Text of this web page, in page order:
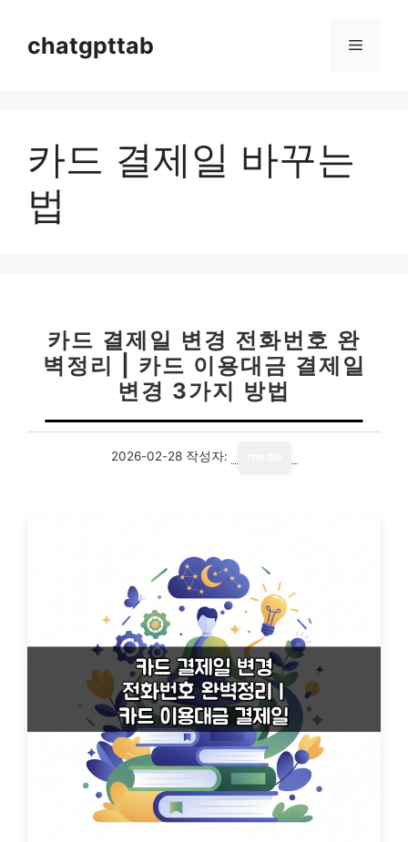
chatgpttab 메
카드 결제일 바꾸는
법
카드 결제일 변경 전화번호 완
벽정리 | 카드 이용대금 결제일
변경 3가지 방법
2026-02-28 작성자: